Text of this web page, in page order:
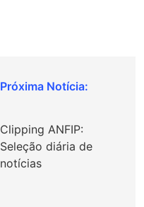
Clipping ANFIP:
Seleção diária de
notícias